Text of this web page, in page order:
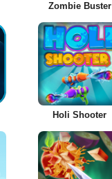
Zombie Buster
Holi Shooter